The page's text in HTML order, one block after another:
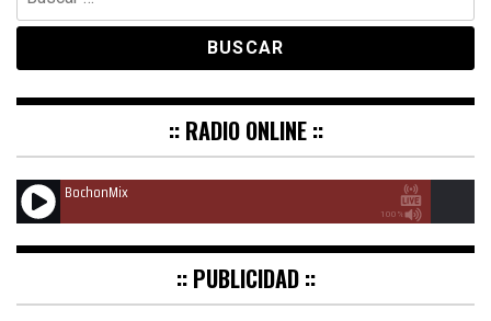
:: RADIO ONLINE ::
100%
BochonMix
:: PUBLICIDAD ::